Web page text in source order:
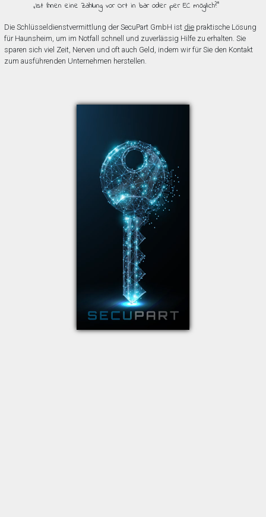
„Ist Ihnen eine Zahlung vor Ort in bar oder per EC möglich?”
Die Schlüsseldienstvermittlung der SecuPart GmbH ist diepraktische Lösung
für Haunsheim, um im Notfall schnell und zuverlässig Hilfe zu erhalten. Sie
sparen sich viel Zeit, Nerven und oft auch Geld, indem wir für Sie den Kontakt
zum ausführenden Unternehmen herstellen.